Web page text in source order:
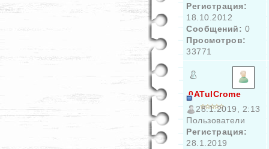
Регистрация:
18.10.2012
Сообщений: 0
Просмотров:
33771
0ATulCrome
28.1.2019, 2:13
Пользователи
Регистрация:
28.1.2019